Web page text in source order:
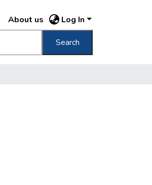
About us Log In
Search